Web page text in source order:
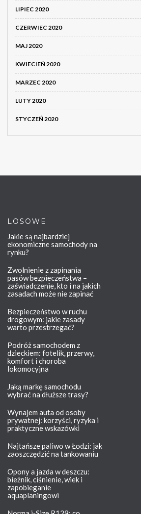
LIPIEC 2020
CZERWIEC 2020
MAJ 2020
KWIECIEŃ 2020
MARZEC 2020
LUTY 2020
STYCZEŃ 2020
LOSOWE
Jakie są najbardziej
ekonomiczne samochody na
rynku?
Zwolnienie z zapinania
pasów bezpieczeństwa –
zaświadczenie, kto i na jakich
zasadach może nie zapinać
Bezpieczeństwo w ruchu
drogowym: jakie zasady
warto przestrzegać?
Podróż samochodem z
dzieckiem: fotelik, przerwy,
komfort i choroba
lokomocyjna
Jaką markę samochodu
wybrać na dłuższe trasy?
Wynajem auta od osoby
prywatnej: korzyści, ryzyka i
praktyczne wskazówki
Najtańsze paliwo w Łodzi: jak
zaoszczędzić na tankowaniu
Opony a jazda w deszczu:
bieżnik, ciśnienie, wiek i
zapobieganie
aquaplaningowi